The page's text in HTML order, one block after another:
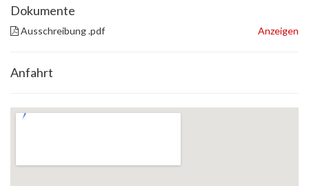
Dokumente
Ausschreibung .pdf Anzeigen
Anfahrt